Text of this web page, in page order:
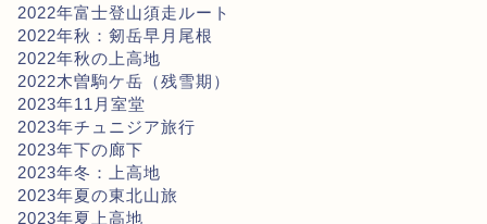
2022年富士登山須走ルート
2022年秋：剱岳早月尾根
2022年秋の上高地
2022木曽駒ケ岳（残雪期）
2023年11月室堂
2023年チュニジア旅行
2023年下の廊下
2023年冬：上高地
2023年夏の東北山旅
2023年夏上高地